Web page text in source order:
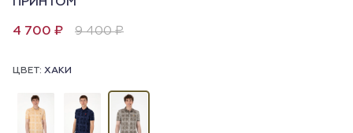
4 700 ₽ 9 400 ₽
ЦВЕТ: ХАКИ